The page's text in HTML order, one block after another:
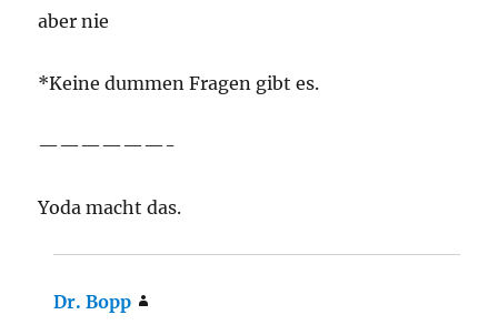
aber nie
*Keine dummen Fragen gibt es.
——————-
Yoda macht das.
Dr. Bopp